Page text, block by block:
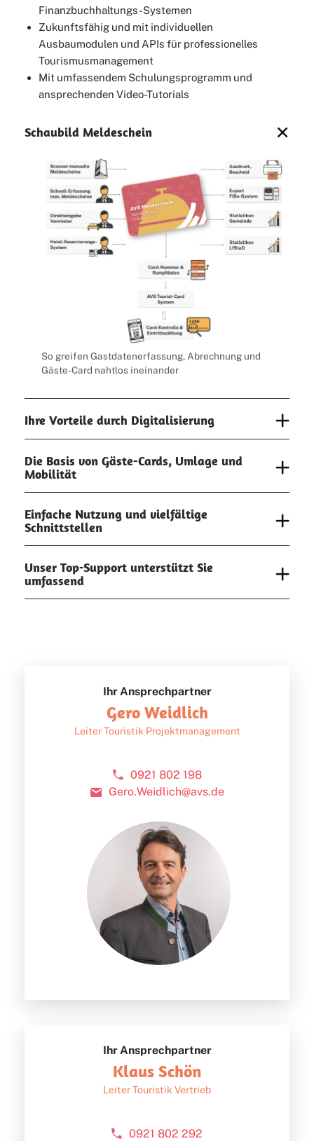
Finanzbuchhaltungs-Systemen
Zukunftsfähig und mit individuellen
Ausbaumodulen und APIs für professionelles
Tourismusmanagement
Mit umfassendem Schulungsprogramm und
ansprechenden Video-Tutorials
Schaubild Meldeschein
So greifen Gastdatenerfassung, Abrechnung und
Gäste-Card nahtlos ineinander
Ihre Vorteile durch Digitalisierung
Die Basis von Gäste-Cards, Umlage und
Mobilität
Einfache Nutzung und vielfältige
Schnittstellen
Unser Top-Support unterstützt Sie
umfassend
Ihr Ansprechpartner
Gero Weidlich
Leiter Touristik Projektmanagement
0921 802 198
Gero.Weidlich@avs.de
Ihr Ansprechpartner
Klaus Schön
Leiter Touristik Vertrieb
0921 802 292